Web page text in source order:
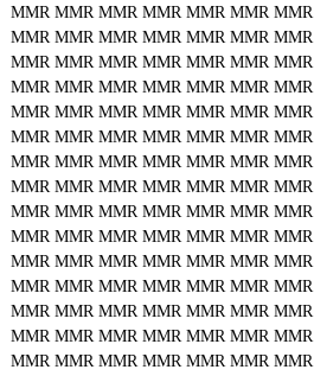
MMR MMR MMR MMR MMR MMR MMR
MMR MMR MMR MMR MMR MMR MMR
MMR MMR MMR MMR MMR MMR MMR
MMR MMR MMR MMR MMR MMR MMR
MMR MMR MMR MMR MMR MMR MMR
MMR MMR MMR MMR MMR MMR MMR
MMR MMR MMR MMR MMR MMR MMR
MMR MMR MMR MMR MMR MMR MMR
MMR MMR MMR MMR MMR MMR MMR
MMR MMR MMR MMR MMR MMR MMR
MMR MMR MMR MMR MMR MMR MMR
MMR MMR MMR MMR MMR MMR MMR
MMR MMR MMR MMR MMR MMR MMR
MMR MMR MMR MMR MMR MMR MMR
MMR MMR MMR MMR MMR MMR MMR